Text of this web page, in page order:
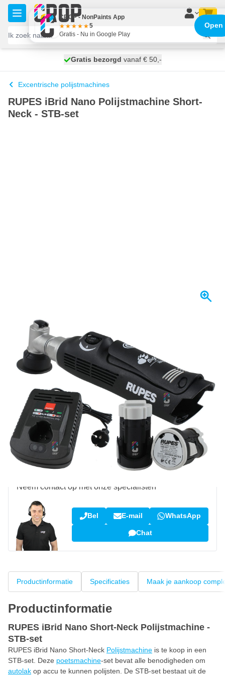
Ga naar de inhoud
morgen bezorgd
Gratis bezorgd vanaf € 50,-
100 dagen
Excentrische polijstmachines
RUPES iBrid Nano Polijstmachine Short-
Neck - STB-set
Op voorraad
€ 524,67
incl. BTW
Aantal
In mijn winkelwagen
Voor 23:59 uur besteld,
morgen bezorgd
Gratis bezorgd
vanaf € 50,-
100 dagenretourneren en ruilen
Klantbeoordeling:
9,5/10(34.269 reviews)
Vraag over dit product?
Neem contact op met onze specialisten
Bel E-mail WhatsApp
Chat
Productinformatie Specificaties Maak je aankoop
Productinformatie
RUPES iBrid Nano Short-Neck Polijstmachine -
STB-set
RUPES iBrid Nano Short-Neck Polijstmachine is te koop in een
STB-set. Deze poetsmachine-set bevat alle benodigheden om
autolak op accu te kunnen polijsten. De STB-set bestaat uit de
CROP - NonPaints App
5
Gratis - Nu in Google Play
Open